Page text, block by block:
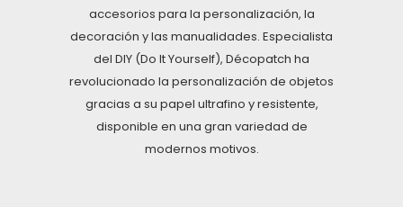
accesorios para la personalización, la
decoración y las manualidades. Especialista
del DIY (Do It Yourself), Décopatch ha
revolucionado la personalización de objetos
gracias a su papel ultrafino y resistente,
disponible en una gran variedad de
modernos motivos.